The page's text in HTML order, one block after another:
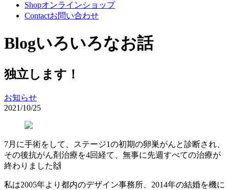
Shopオンラインショップ
Contactお問い合わせ
Blogいろいろなお話
独立します！
お知らせ
2021/10/25
7月に手術をして、ステージ1の初期の卵巣がんと診断され、
その後抗がん剤治療を4回経て、無事に先週すべての治療が
終わりました🙌
私は2005年より都内のデザイン事務所、2014年の結婚を機に